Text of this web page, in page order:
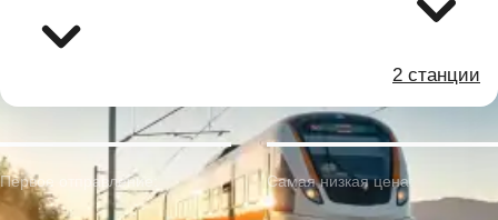
2 станции
Первое отправление: Самая низкая цена: